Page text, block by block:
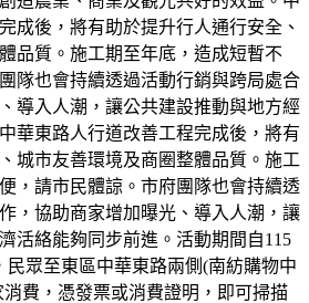
成後，將有助於提升行人通行安全、
品質。施工期至年底，造成短暫不
隊也會持續透過活動行銷與跨局處合
導入人潮，讓公共建設推動與地方經
華東路人行道改善工程完成後，將有
城市友善環境及商圈整體品質。施工
，請市民體諒。市府團隊也會持續透
，協助商家增加曝光、導入人潮，讓
活絡能夠同步前進。活動期間自115
民眾至東區中華東路兩側(南紡購物中
費，憑發票或消費證明，即可掃描